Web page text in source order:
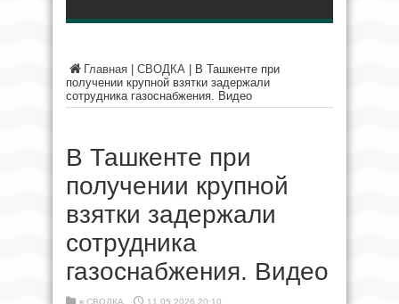
Главная СВОДКА
В Ташкенте при
получении крупной взятки задержали
сотрудника газоснабжения. Видео
В Ташкенте при
получении крупной
взятки задержали
сотрудника
газоснабжения. Видео
в СВОДКА 11.05.2026 20:10